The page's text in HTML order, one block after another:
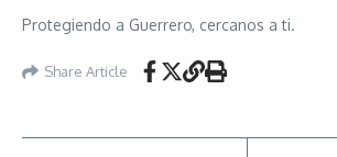
Protegiendo a Guerrero, cercanos a ti.
Share Article